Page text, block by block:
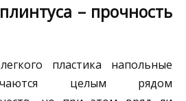
– прочность
пластика напольные
целым рядом